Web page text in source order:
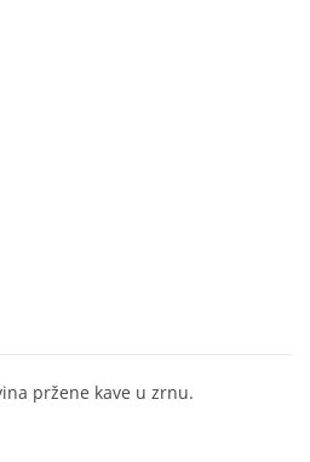
pržene kave u zrnu.